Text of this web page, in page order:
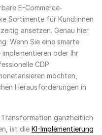
E-Commerce-
Sortimente für Kund:innen
ansetzen. Genau hier
Wenn Sie eine smarte
oder Ihr
CDP
möchten,
Herausforderungen in
ganzheitlich
ist die KI-Implementierung